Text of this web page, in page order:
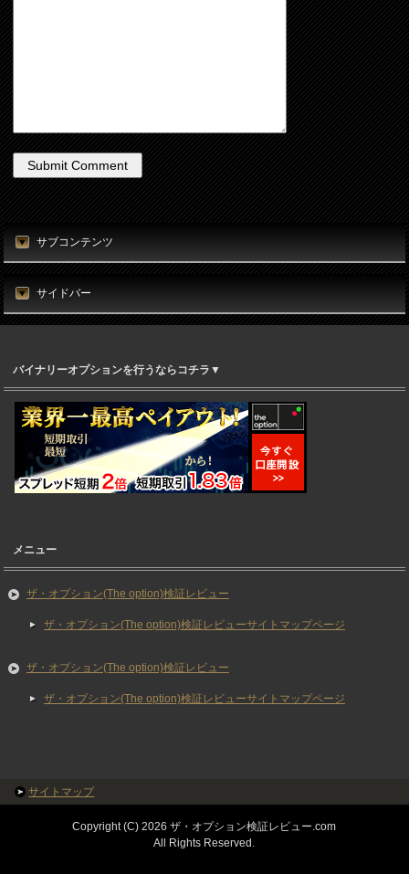
サブコンテンツ
サイドバー
バイナリーオプションを行うならコチラ▼
メニュー
ザ・オプション(The option)検証レビュー
ザ・オプション(The option)検証レビューサイトマップページ
ザ・オプション(The option)検証レビュー
ザ・オプション(The option)検証レビューサイトマップページ
サイトマップ
Copyright (C) 2026 ザ・オプション検証レビュー.com
All Rights Reserved.